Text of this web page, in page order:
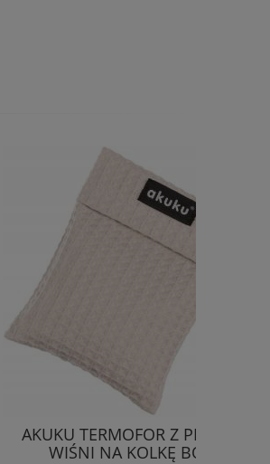
AKUKU TERMOFOR Z PESTEK
WIŚNI NA KOLKĘ BÓL